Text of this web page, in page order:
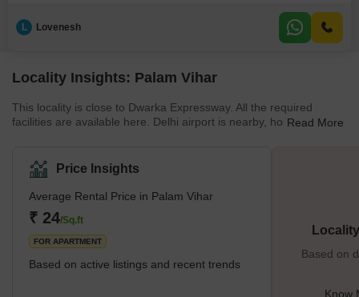
L Lovenesh
Locality Insights: Palam Vihar
This locality is close to Dwarka Expressway. All the required
facilities are available here. Delhi airport is nearby, hospitals are
electricity, and no water shortage is also seen here. The roads
are properly maintained, and the neighbourhood is quite clean
and hygienic. Transportation facilities are also very good as you
Read More
Price Insights
Average Rental Price in Palam Vihar
₹ 24/Sq.ft
FOR APARTMENT
Based on active listings and recent trends
Based on
Know